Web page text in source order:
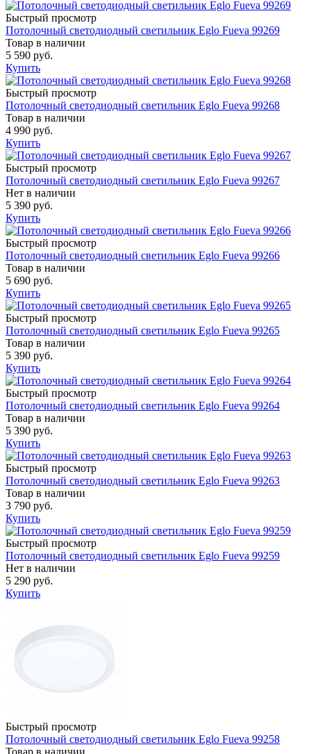
Быстрый просмотр
Потолочный светодиодный светильник Eglo Fueva 99269
Товар в наличии
5 590 руб.
Купить
Быстрый просмотр
Потолочный светодиодный светильник Eglo Fueva 99268
Товар в наличии
4 990 руб.
Купить
Быстрый просмотр
Потолочный светодиодный светильник Eglo Fueva 99267
Нет в наличии
5 390 руб.
Купить
Быстрый просмотр
Потолочный светодиодный светильник Eglo Fueva 99266
Товар в наличии
5 690 руб.
Купить
Быстрый просмотр
Потолочный светодиодный светильник Eglo Fueva 99265
Товар в наличии
5 390 руб.
Купить
Быстрый просмотр
Потолочный светодиодный светильник Eglo Fueva 99264
Товар в наличии
5 390 руб.
Купить
Быстрый просмотр
Потолочный светодиодный светильник Eglo Fueva 99263
Товар в наличии
3 790 руб.
Купить
Быстрый просмотр
Потолочный светодиодный светильник Eglo Fueva 99259
Нет в наличии
5 290 руб.
Купить
Быстрый просмотр
Потолочный светодиодный светильник Eglo Fueva 99258